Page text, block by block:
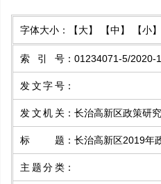
字体大小： 【大】 【中】 【小】
索引号 ： 01234071-5/2020-
发文字号 ：
发文机关 ： 长治高新区政策研
标题 ： 长治高新区2019年
主题分类 ：